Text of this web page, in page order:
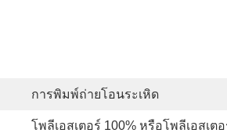
การพิมพ์ถ่ายโอนระเหิด
โพลีเอสเตอร์ 100% หรือโพลีเอสเต